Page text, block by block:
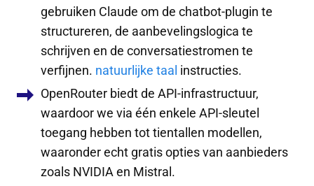
gebruiken Claude om de chatbot-plugin te
structureren, de aanbevelingslogica te
schrijven en de conversatiestromen te
verfijnen. natuurlijke taal instructies.
OpenRouter biedt de API-infrastructuur,
waardoor we via één enkele API-sleutel
toegang hebben tot tientallen modellen,
waaronder echt gratis opties van aanbieders
zoals NVIDIA en Mistral.